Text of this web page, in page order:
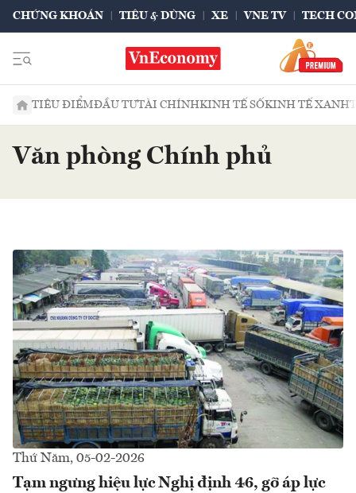
CHỨNG KHOÁN TIÊU & DÙNG XE VNE TV TECH
TIÊU ĐIỂMĐẦU TƯTÀI CHÍNHKINH TẾ SỐKINH TẾ XANH
Văn phòng Chính phủ
Thứ Năm, 05-02-2026
Tạm ngưng hiệu lực Nghị định 46, gỡ áp lực